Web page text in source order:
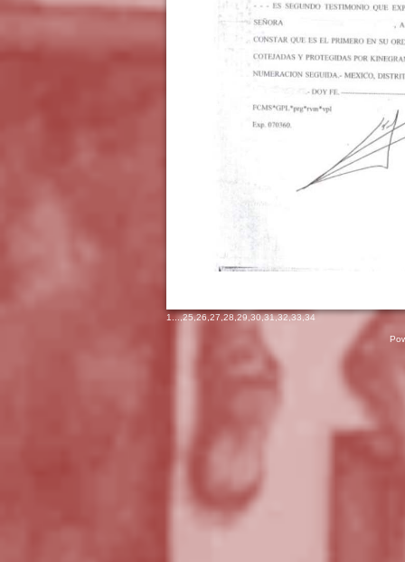
1 ...,25,26,27,28,29,30,31,32,33,34